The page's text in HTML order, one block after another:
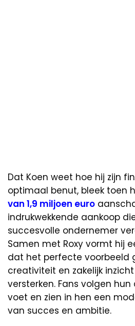
Dat Koen weet hoe hij zijn
optimaal benut, bleek toen
van 1,9 miljoen euro
indrukwekkende aankoop
succesvolle ondernemer
Samen met Roxy vormt hij
dat het perfecte voorbeeld
creativiteit en zakelijk
versterken. Fans volgen
voet en zien in hen een
van succes en ambitie.